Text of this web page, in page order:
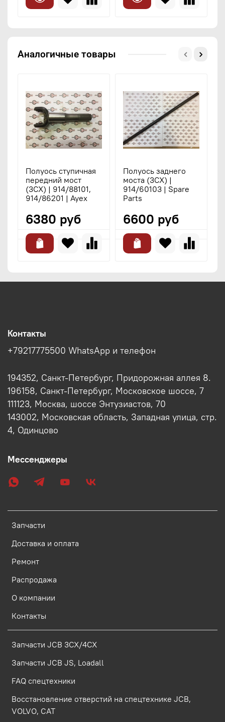
Аналогичные товары
Полуось ступичная
передний мост
(3CX) | 914/88101,
914/86201 | Ayex
6380 руб
Полуось заднего
моста (3CX) |
914/60103 | Spare
Parts
6600 руб
Запчасти
Доставка и оплата
Ремонт
Распродажа
О компании
Контакты
Запчасти JCB 3CX/4CX
Запчасти JCB JS, Loadall
FAQ спецтехники
Восстановление отверстий на спецтехнике JCB,
VOLVO, CAT
Контакты
+79217775500 WhatsApp и телефон
194352, Санкт-Петербург, Придорожная аллея 8.
196158, Санкт-Петербург, Московское шоссе, 7
111123, Москва, шоссе Энтузиастов, 70
143002, Московская область, Западная улица, стр.
4, Одинцово
Мессенджеры